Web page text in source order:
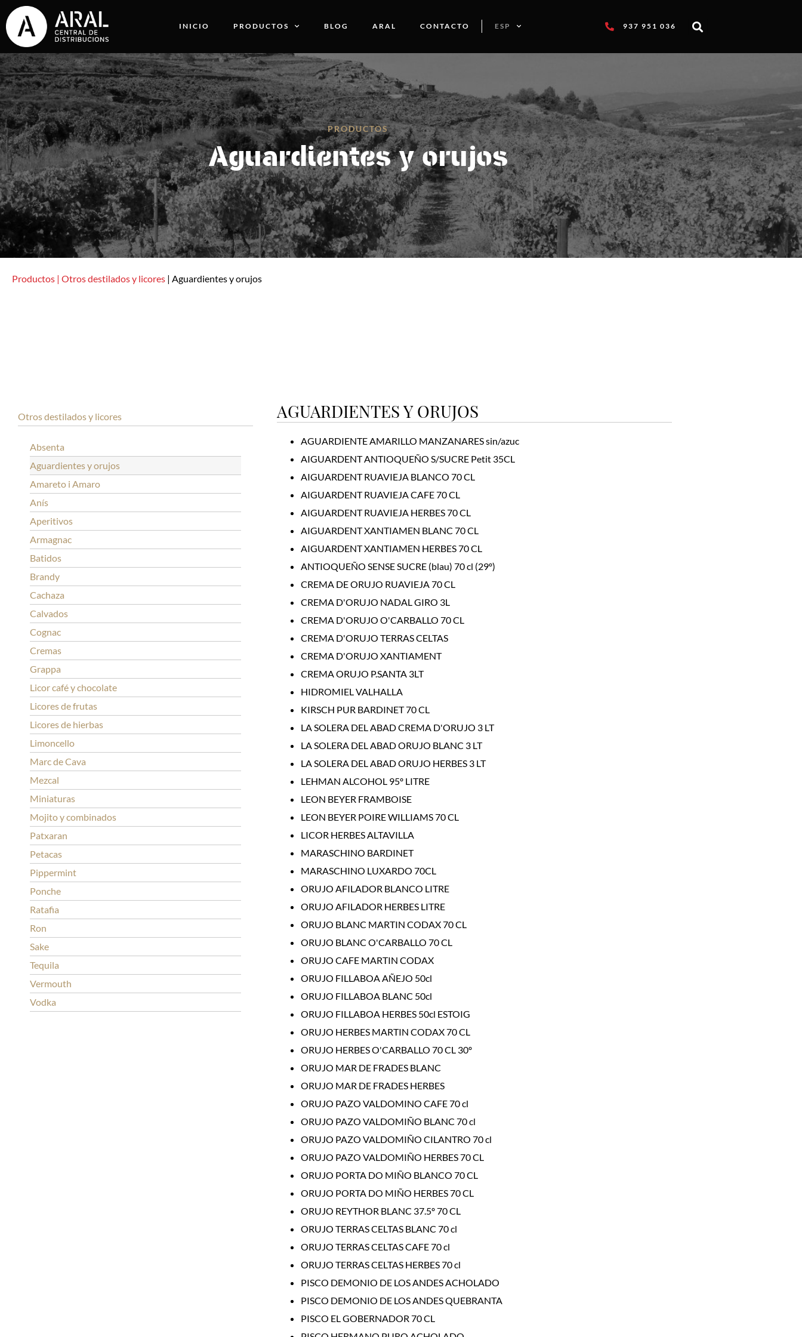
INICIO PRODUCTOS BLOG ARAL CONTACTO ESP 937 951 036
PRODUCTOS
Aguardientes y orujos
Productos | Otros destilados y licores | Aguardientes y orujos
Otros destilados y licores
Absenta
Aguardientes y orujos
Amareto i Amaro
Anís
Aperitivos
Armagnac
Batidos
Brandy
Cachaza
Calvados
Cognac
Cremas
Grappa
Licor café y chocolate
Licores de frutas
Licores de hierbas
Limoncello
Marc de Cava
Mezcal
Miniaturas
Mojito y combinados
Patxaran
Petacas
Pippermint
Ponche
Ratafia
Ron
Sake
Tequila
Vermouth
Vodka
AGUARDIENTES Y ORUJOS
AGUARDIENTE AMARILLO MANZANARES sin/azuc
AIGUARDENT ANTIOQUEÑO S/SUCRE Petit 35CL
AIGUARDENT RUAVIEJA BLANCO 70 CL
AIGUARDENT RUAVIEJA CAFE 70 CL
AIGUARDENT RUAVIEJA HERBES 70 CL
AIGUARDENT XANTIAMEN BLANC 70 CL
AIGUARDENT XANTIAMEN HERBES 70 CL
ANTIOQUEÑO SENSE SUCRE (blau) 70 cl (29º)
CREMA DE ORUJO RUAVIEJA 70 CL
CREMA D'ORUJO NADAL GIRO 3L
CREMA D'ORUJO O'CARBALLO 70 CL
CREMA D'ORUJO TERRAS CELTAS
CREMA D'ORUJO XANTIAMENT
CREMA ORUJO P.SANTA 3LT
HIDROMIEL VALHALLA
KIRSCH PUR BARDINET 70 CL
LA SOLERA DEL ABAD CREMA D'ORUJO 3 LT
LA SOLERA DEL ABAD ORUJO BLANC 3 LT
LA SOLERA DEL ABAD ORUJO HERBES 3 LT
LEHMAN ALCOHOL 95º LITRE
LEON BEYER FRAMBOISE
LEON BEYER POIRE WILLIAMS 70 CL
LICOR HERBES ALTAVILLA
MARASCHINO BARDINET
MARASCHINO LUXARDO 70CL
ORUJO AFILADOR BLANCO LITRE
ORUJO AFILADOR HERBES LITRE
ORUJO BLANC MARTIN CODAX 70 CL
ORUJO BLANC O'CARBALLO 70 CL
ORUJO CAFE MARTIN CODAX
ORUJO FILLABOA AÑEJO 50cl
ORUJO FILLABOA BLANC 50cl
ORUJO FILLABOA HERBES 50cl ESTOIG
ORUJO HERBES MARTIN CODAX 70 CL
ORUJO HERBES O'CARBALLO 70 CL 30º
ORUJO MAR DE FRADES BLANC
ORUJO MAR DE FRADES HERBES
ORUJO PAZO VALDOMINO CAFE 70 cl
ORUJO PAZO VALDOMIÑO BLANC 70 cl
ORUJO PAZO VALDOMIÑO CILANTRO 70 cl
ORUJO PAZO VALDOMIÑO HERBES 70 CL
ORUJO PORTA DO MIÑO BLANCO 70 CL
ORUJO PORTA DO MIÑO HERBES 70 CL
ORUJO REYTHOR BLANC 37.5º 70 CL
ORUJO TERRAS CELTAS BLANC 70 cl
ORUJO TERRAS CELTAS CAFE 70 cl
ORUJO TERRAS CELTAS HERBES 70 cl
PISCO DEMONIO DE LOS ANDES ACHOLADO
PISCO DEMONIO DE LOS ANDES QUEBRANTA
PISCO EL GOBERNADOR 70 CL